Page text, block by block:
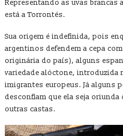
Representando as uvas
está a Torrontés.
Sua origem é indefinida, pois
argentinos defendem a cepa
originária do país), alguns
variedade alóctone,
imigrantes europeus. Já alguns
desconfiam que ela seja oriunda
outras castas.